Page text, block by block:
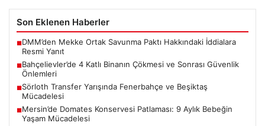
Son Eklenen Haberler
■DMM’den Mekke Ortak Savunma Paktı Hakkındaki İddialara
Resmi Yanıt
■Bahçelievler’de 4 Katlı Binanın Çökmesi ve Sonrası Güvenlik
Önlemleri
■Sörloth Transfer Yarışında Fenerbahçe ve Beşiktaş
Mücadelesi
■Mersin’de Domates Konservesi Patlaması: 9 Aylık Bebeğin
Yaşam Mücadelesi